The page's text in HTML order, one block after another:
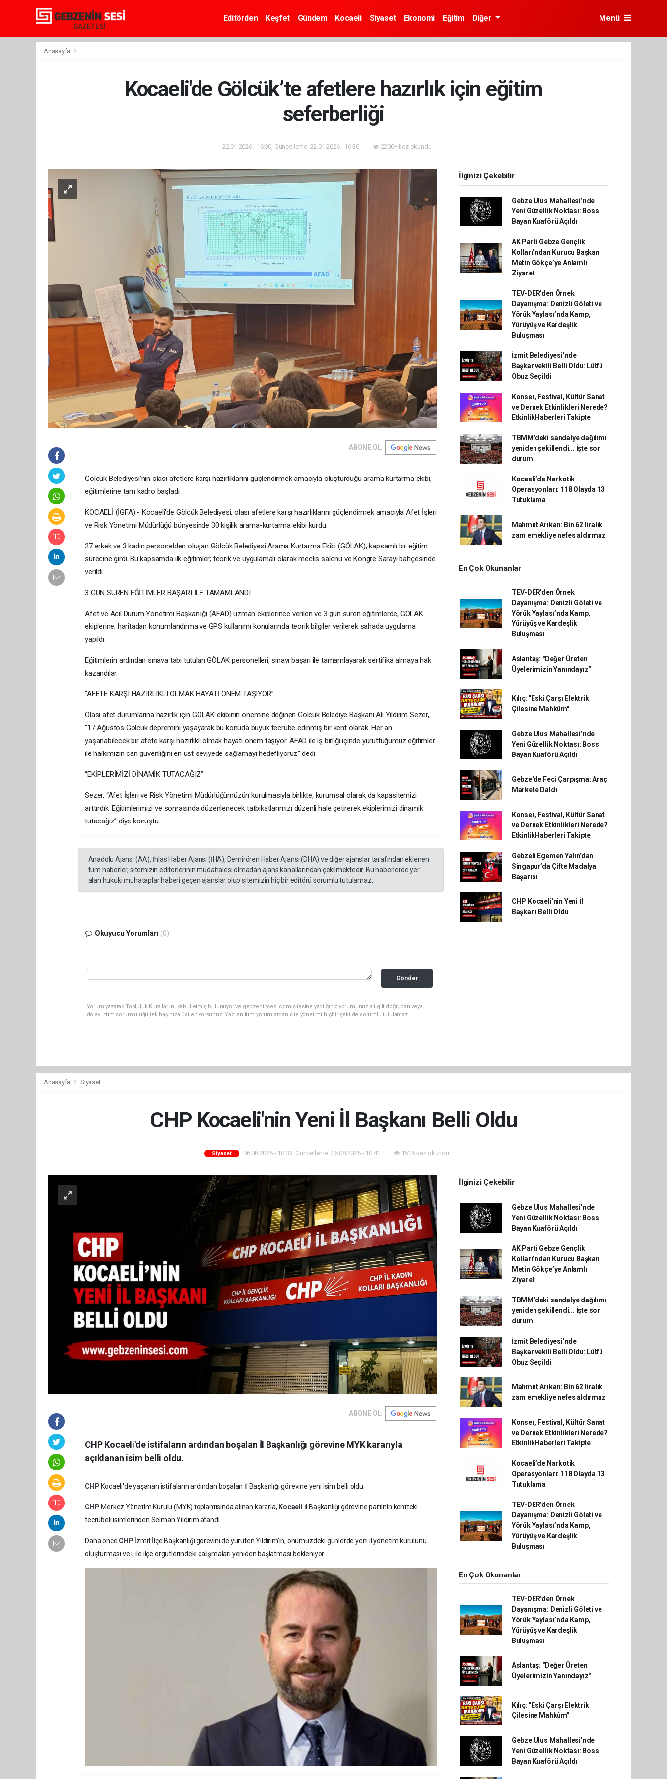
Editörden Keşfet Gündem Kocaeli Siyaset Ekonomi Eğitim Diğer Menü
Anasayfa
Kocaeli'de Gölcük’te afetlere hazırlık için eğitim
seferberliği
22.01.2026 - 16:30, Güncelleme: 22.01.2026 - 16:30 2200+ kez okundu.
ABONE OL
Gölcük Belediyesi’nin olası afetlere karşı hazırlıklarını güçlendirmek amacıyla oluşturduğu arama kurtarma ekibi,
eğitimlerine tam kadro başladı.
KOCAELİ (İGFA) - Kocaeli'de Gölcük Belediyesi, olası afetlere karşı hazırlıklarını güçlendirmek amacıyla Afet İşleri
ve Risk Yönetimi Müdürlüğü bünyesinde 30 kişilik arama-kurtarma ekibi kurdu.
27 erkek ve 3 kadın personelden oluşan Gölcük Belediyesi Arama Kurtarma Ekibi (GÖLAK), kapsamlı bir eğitim
sürecine girdi. Bu kapsamda ilk eğitimler; teorik ve uygulamalı olarak meclis salonu ve Kongre Sarayı bahçesinde
verildi.
3 GÜN SÜREN EĞİTİMLER BAŞARI İLE TAMAMLANDI
Afet ve Acil Durum Yönetimi Başkanlığı (AFAD) uzman ekiplerince verilen ve 3 gün süren eğitimlerde, GÖLAK
ekiplerine; haritadan konumlandırma ve GPS kullanımı konularında teorik bilgiler verilerek sahada uygulama
yapıldı.
Eğitimlerin ardından sınava tabi tutulan GÖLAK personelleri, sınavı başarı ile tamamlayarak sertifika almaya hak
kazandılar.
“AFETE KARŞI HAZIRLIKLI OLMAK HAYATİ ÖNEM TAŞIYOR”
Olası afet durumlarına hazırlık için GÖLAK ekibinin önemine değinen Gölcük Belediye Başkanı Ali Yıldırım Sezer,
“17 Ağustos Gölcük depremini yaşayarak bu konuda büyük tecrübe edinmiş bir kent olarak. Her an
yaşanabilecek bir afete karşı hazırlıklı olmak hayati önem taşıyor. AFAD ile iş birliği içinde yürüttüğümüz eğitimler
ile halkımızın can güvenliğini en üst seviyede sağlamayı hedefliyoruz” dedi.
“EKİPLERİMİZİ DİNAMİK TUTACAĞIZ”
Sezer, “Afet İşleri ve Risk Yönetimi Müdürlüğümüzün kurulmasıyla birlikte, kurumsal olarak da kapasitemizi
arttırdık. Eğitimlerimizi ve sonrasında düzenlenecek tatbikatlarımızı düzenli hale getirerek ekiplerimizi dinamik
tutacağız” diye konuştu.
Anadolu Ajansı (AA), İhlas Haber Ajansı (İHA), Demirören Haber Ajansı (DHA) ve diğer ajanslar tarafından eklenen
tüm haberler, sitemizin editörlerinin müdahalesi olmadan ajans kanallarından çekilmektedir. Bu haberlerde yer
alan hukuki muhataplar haberi geçen ajanslar olup sitemizin hiç bir editörü sorumlu tutulamaz...
Okuyucu Yorumları (0)
Gönder
Yorum yazarak Topluluk Kuralları’nı kabul etmiş bulunuyor ve gebzeninsesi.com sitesine yaptığınız yorumunuzla ilgili doğrudan veya
dolaylı tüm sorumluluğu tek başınıza üstleniyorsunuz. Yazılan tüm yorumlardan site yönetimi hiçbir şekilde sorumlu tutulamaz.
İlginizi Çekebilir
Gebze Ulus Mahallesi’nde
Yeni Güzellik Noktası: Boss
Bayan Kuaförü Açıldı
AK Parti Gebze Gençlik
Kolları’ndan Kurucu Başkan
Metin Gökçe’ye Anlamlı
Ziyaret
TEV-DER’den Örnek
Dayanışma: Denizli Göleti ve
Yörük Yaylası’nda Kamp,
Yürüyüş ve Kardeşlik
Buluşması
İzmit Belediyesi’nde
Başkanvekili Belli Oldu: Lütfü
Obuz Seçildi
Konser, Festival, Kültür Sanat
ve Dernek Etkinlikleri Nerede?
EtkinlikHaberleri Takipte
TBMM'deki sandalye dağılımı
yeniden şekillendi... İşte son
durum
Kocaeli’de Narkotik
Operasyonları: 118 Olayda 13
Tutuklama
Mahmut Arıkan: Bin 62 liralık
zam emekliye nefes aldırmaz
En Çok Okunanlar
TEV-DER’den Örnek
Dayanışma: Denizli Göleti ve
Yörük Yaylası’nda Kamp,
Yürüyüş ve Kardeşlik
Buluşması
Aslantaş: "Değer Üreten
Üyelerimizin Yanındayız"
Kılıç: "Eski Çarşı Elektrik
Çilesine Mahkûm"
Gebze Ulus Mahallesi’nde
Yeni Güzellik Noktası: Boss
Bayan Kuaförü Açıldı
Gebze'de Feci Çarpışma: Araç
Markete Daldı
Konser, Festival, Kültür Sanat
ve Dernek Etkinlikleri Nerede?
EtkinlikHaberleri Takipte
Gebzeli Egemen Yalın’dan
Singapur’da Çifte Madalya
Başarısı
CHP Kocaeli'nin Yeni İl
Başkanı Belli Oldu
Anasayfa Siyaset
CHP Kocaeli'nin Yeni İl Başkanı Belli Oldu
Siyaset 06.08.2026 - 10:33, Güncelleme: 06.08.2026 - 10:41 1516 kez okundu.
ABONE OL
CHP Kocaeli'de istifaların ardından boşalan İl Başkanlığı görevine MYK kararıyla
açıklanan isim belli oldu.
CHP Kocaeli'de yaşanan istifaların ardından boşalan İl Başkanlığı görevine yeni isim belli oldu.
CHP Merkez Yönetim Kurulu (MYK) toplantısında alınan kararla, Kocaeli İl Başkanlığı görevine partinin kentteki
tecrübeli isimlerinden Selman Yıldırım atandı.
Daha önce CHP İzmit İlçe Başkanlığı görevini de yürüten Yıldırım'ın, önümüzdeki günlerde yeni il yönetim kurulunu
oluşturması ve il ile ilçe örgütlerindeki çalışmaları yeniden başlatması bekleniyor.
İlginizi Çekebilir
Gebze Ulus Mahallesi’nde
Yeni Güzellik Noktası: Boss
Bayan Kuaförü Açıldı
AK Parti Gebze Gençlik
Kolları’ndan Kurucu Başkan
Metin Gökçe’ye Anlamlı
Ziyaret
TBMM'deki sandalye dağılımı
yeniden şekillendi... İşte son
durum
İzmit Belediyesi’nde
Başkanvekili Belli Oldu: Lütfü
Obuz Seçildi
Mahmut Arıkan: Bin 62 liralık
zam emekliye nefes aldırmaz
Konser, Festival, Kültür Sanat
ve Dernek Etkinlikleri Nerede?
EtkinlikHaberleri Takipte
Kocaeli’de Narkotik
Operasyonları: 118 Olayda 13
Tutuklama
TEV-DER’den Örnek
Dayanışma: Denizli Göleti ve
Yörük Yaylası’nda Kamp,
Yürüyüş ve Kardeşlik
Buluşması
En Çok Okunanlar
TEV-DER’den Örnek
Dayanışma: Denizli Göleti ve
Yörük Yaylası’nda Kamp,
Yürüyüş ve Kardeşlik
Buluşması
Aslantaş: "Değer Üreten
Üyelerimizin Yanındayız"
Kılıç: "Eski Çarşı Elektrik
Çilesine Mahkûm"
Gebze Ulus Mahallesi’nde
Yeni Güzellik Noktası: Boss
Bayan Kuaförü Açıldı